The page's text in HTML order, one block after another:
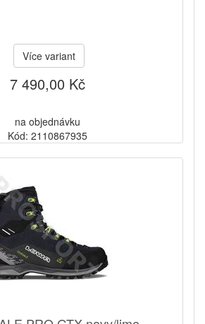
Více variant
7 490,00 Kč
na objednávku
Kód: 2110867935